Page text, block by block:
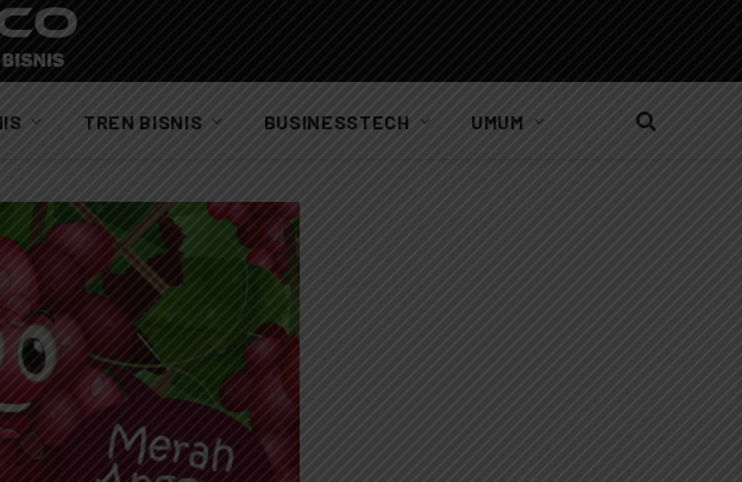
TREN BISNIS BUSINESSTECH UMUM